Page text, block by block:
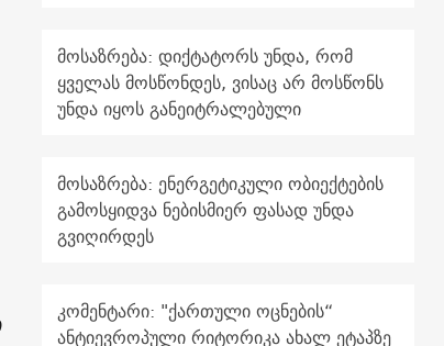
მოსაზრება: დიქტატორს უნდა, რომ
ყველას მოსწონდეს, ვისაც არ მოსწონს
უნდა იყოს განეიტრალებული
მოსაზრება: ენერგეტიკული ობიექტების
გამოსყიდვა ნებისმიერ ფასად უნდა
გვიღირდეს
კომენტარი: "ქართული ოცნების“
ანტიევროპული რიტორიკა ახალ ეტაპზე